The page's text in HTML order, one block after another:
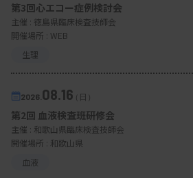
第3回心エコー症例検討会
主催 : 徳島県臨床検査技師会
開催場所 : WEB
生理
2026. 08.16（日）
第2回 血液検査班研修会
主催 : 和歌山県臨床検査技師会
開催場所 : 和歌山県
血液